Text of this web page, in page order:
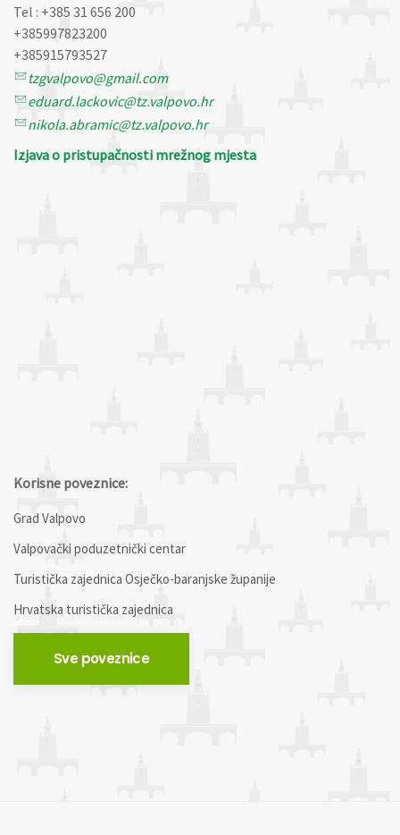
Tel : +385 31 656 200
+385997823200
+385915793527
tzgvalpovo@gmail.com
eduard.lackovic@tz.valpovo.hr
nikola.abramic@tz.valpovo.hr
Izjava o pristupačnosti mrežnog mjesta
Korisne poveznice:
Grad Valpovo
Valpovački poduzetnički centar
Turistička zajednica Osječko-baranjske županije
Hrvatska turistička zajednica
Sve poveznice